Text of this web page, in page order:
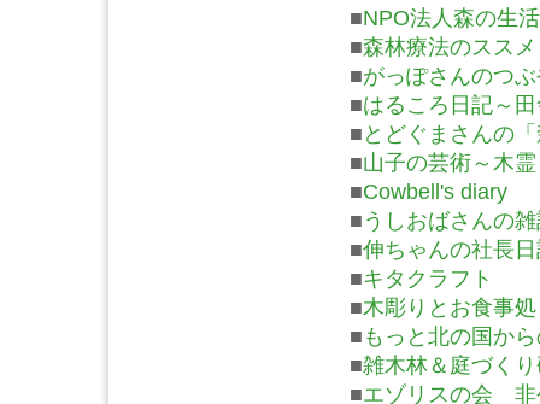
■NPO法人森の生活
■森林療法のススメ
■がっぽさんのつ
■はるころ日記～
■ とどぐまさんの
■山子の芸術～木
■Cowbell's diary
■ うしおばさんの
■伸ちゃんの社長
■キタクラフト
■木彫りとお食事
■ もっと北の国か
■雑木林＆庭づく
■エゾリスの会 非